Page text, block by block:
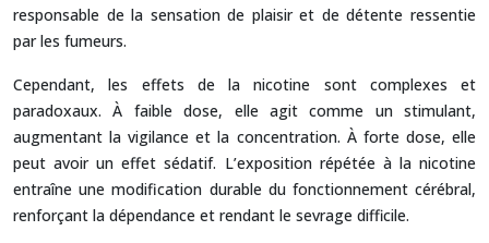
responsable de la sensation de plaisir et de détente ressentie
par les fumeurs.
Cependant, les effets de la nicotine sont complexes et
paradoxaux. À faible dose, elle agit comme un stimulant,
augmentant la vigilance et la concentration. À forte dose, elle
peut avoir un effet sédatif. L’exposition répétée à la nicotine
entraîne une modification durable du fonctionnement cérébral,
renforçant la dépendance et rendant le sevrage difficile.